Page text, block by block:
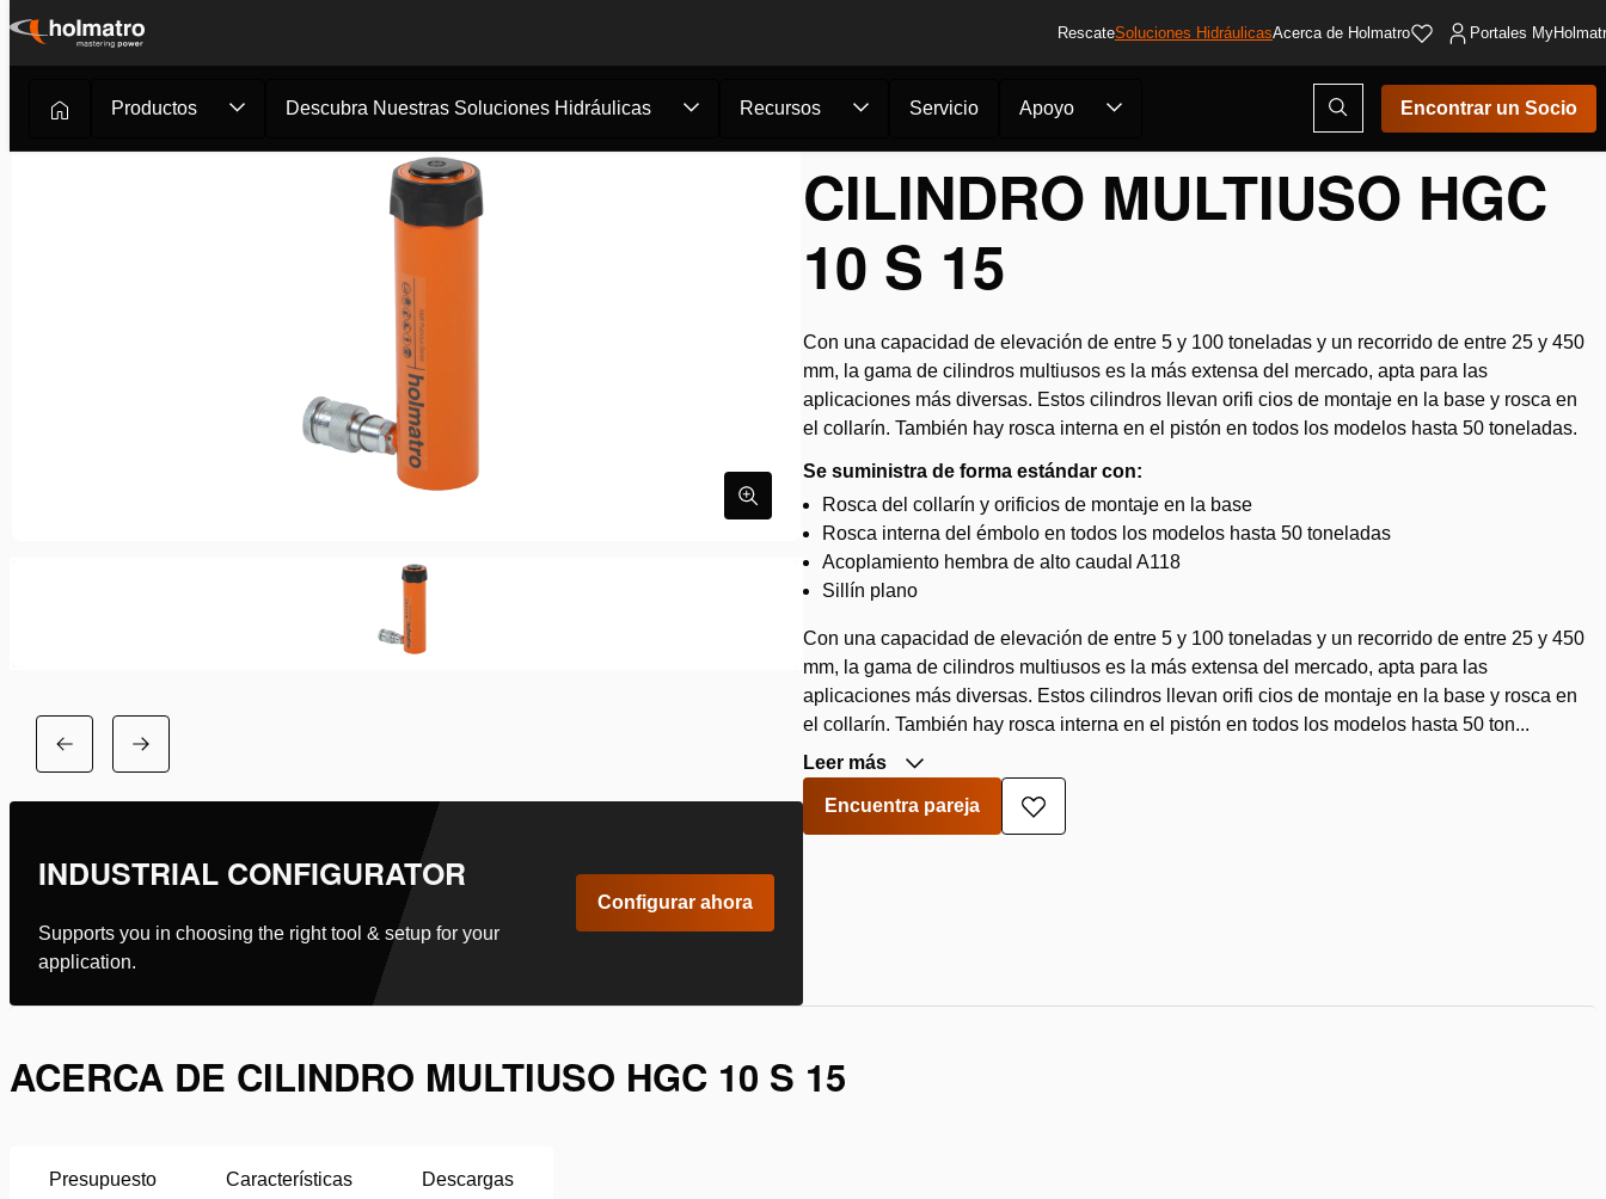
Ir
contenido
RescateSoluciones HidráulicasAcerca de Holmatro Portales
Productos Descubra Nuestras Soluciones Hidráulicas Recursos Servicio Apoyo
Abrir
ventana
modal
de
Encontrar un Socio
Soluciones Hidráulicas Elevación /Cilindros Hidráulicos /Cilindro multiuso...
INDUSTRIAL CONFIGURATOR
Supports you in choosing the right tool & setup for your
application.
Configurar ahora
CILINDRO MULTIUSO HGC
10 S 15
Con una capacidad de elevación de entre 5 y 100 toneladas y un recorrido de entre 25 y 450
mm, la gama de cilindros multiusos es la más extensa del mercado, apta para las
aplicaciones más diversas. Estos cilindros llevan orifi cios de montaje en la base y rosca en
el collarín. También hay rosca interna en el pistón en todos los modelos hasta 50 toneladas.
Se suministra de forma estándar con:
Rosca del collarín y orificios de montaje en la base
Rosca interna del émbolo en todos los modelos hasta 50 toneladas
Acoplamiento hembra de alto caudal A118
Sillín plano
Con una capacidad de elevación de entre 5 y 100 toneladas y un recorrido de entre 25 y 450
mm, la gama de cilindros multiusos es la más extensa del mercado, apta para las
aplicaciones más diversas. Estos cilindros llevan orifi cios de montaje en la base y rosca en
el collarín. También hay rosca interna en el pistón en todos los modelos hasta 50 ton...
Leer más
Encuentra pareja
Añadir
a
ACERCA DE CILINDRO MULTIUSO HGC 10 S 15
Presupuesto Características Descargas